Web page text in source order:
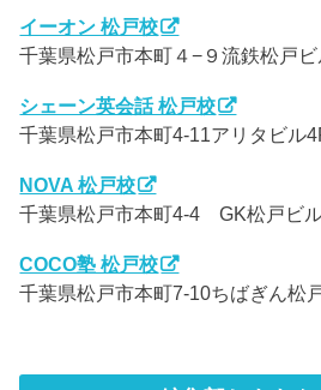
イーオン 松戸校
千葉県松戸市本町４−９流鉄松戸ビ
シェーン英会話 松戸校
千葉県松戸市本町4-11アリタビル
NOVA 松戸校
千葉県松戸市本町4-4 GK松戸ビ
COCO塾 松戸校
千葉県松戸市本町7-10ちばぎん松